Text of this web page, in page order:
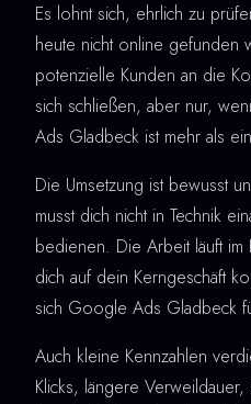
Es lohnt sich, ehrlich zu
heute nicht online gefunden
potenzielle Kunden an die
sich schließen, aber nur,
Ads Gladbeck ist mehr als
Die Umsetzung ist bewusst
musst dich nicht in Technik
bedienen. Die Arbeit läuft
dich auf dein Kerngeschäft
sich Google Ads Gladbeck
Auch kleine Kennzahlen
Klicks, längere